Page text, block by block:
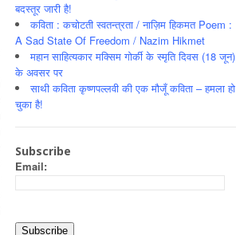
बदस्तूर जारी है!
कविता : कचोटती स्वतन्त्रता / नाज़िम हिकमत Poem :
A Sad State Of Freedom / Nazim Hikmet
महान साहित्यकार मक्सिम गोर्की के स्मृति दिवस (18 जून)
के अवसर पर
साथी कविता कृष्णपल्लवी की एक मौजूँ कविता – हमला हो
चुका है!
Subscribe
Email: